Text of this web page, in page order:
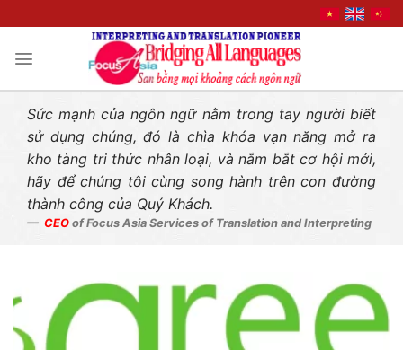
Sức mạnh của ngôn ngữ nằm trong tay người biết
sử dụng chúng, đó là chìa khóa vạn năng mở ra
kho tàng tri thức nhân loại, và nắm bắt cơ hội mới,
hãy để chúng tôi cùng song hành trên con đường
thành công của Quý Khách.
CEO of Focus Asia Services of Translation and Interpreting